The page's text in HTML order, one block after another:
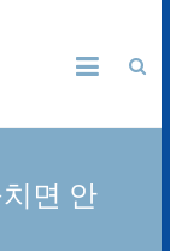
면 안